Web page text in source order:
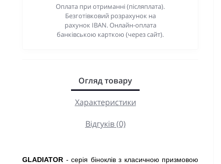
Оплата при отриманні (післяплата).
Безготівковий розрахунок на
рахунок IBAN. Онлайн-оплата
банківською карткою (через сайт).
Огляд товару
Характеристики
Відгуків (0)
GLADIATOR - серія біноклів з класичною призмовою